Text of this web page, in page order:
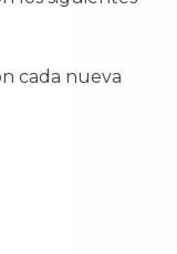
cada nueva